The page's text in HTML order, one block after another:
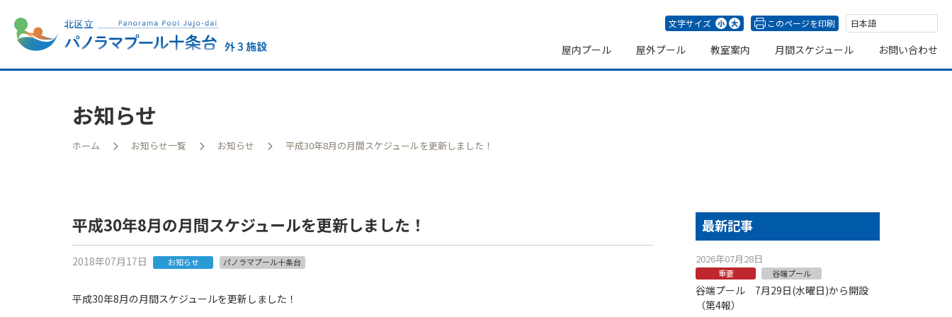
文字サイズ このページを印刷
屋内プール 屋外プール 教室案内 月間スケジュール お問い合わせ
お知らせ
ホーム お知らせ一覧 お知らせ 平成30年8月の月間スケジュールを更新しました！
平成30年8月の月間スケジュールを更新しました！
2018年07月17日 お知らせ パノラマプール十条台
平成30年8月の月間スケジュールを更新しました！
最新記事
2026年07月28日
重要 谷端プール
谷端プール 7月29日(水曜日)から開設
（第4報）